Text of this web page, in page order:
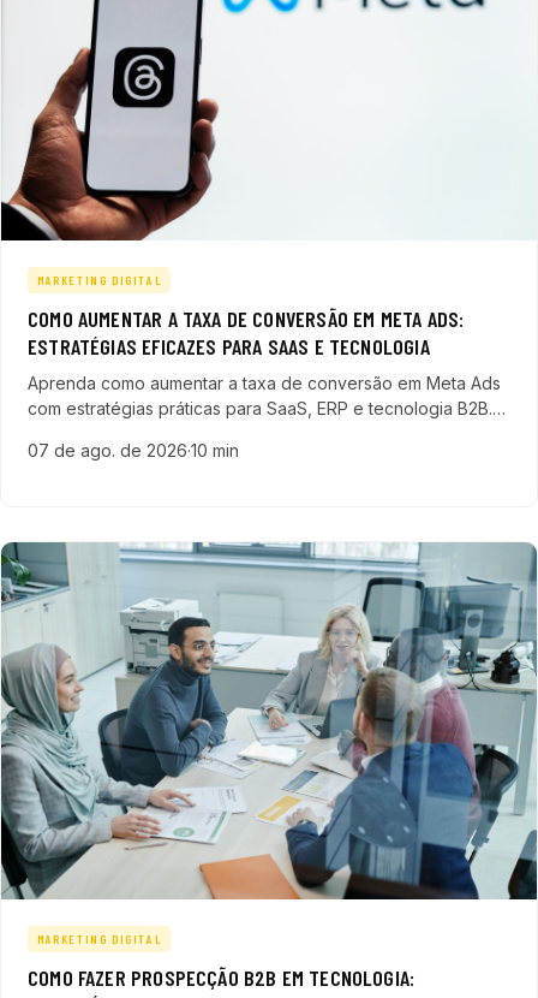
MARKETING DIGITAL
COMO AUMENTAR A TAXA DE CONVERSÃO EM META ADS:
ESTRATÉGIAS EFICAZES PARA SAAS E TECNOLOGIA
Aprenda como aumentar a taxa de conversão em Meta Ads
com estratégias práticas para SaaS, ERP e tecnologia B2B.
07 de ago. de 2026·10 min
MARKETING DIGITAL
COMO FAZER PROSPECÇÃO B2B EM TECNOLOGIA: